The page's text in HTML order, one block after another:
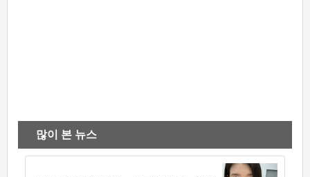
많이 본 뉴스